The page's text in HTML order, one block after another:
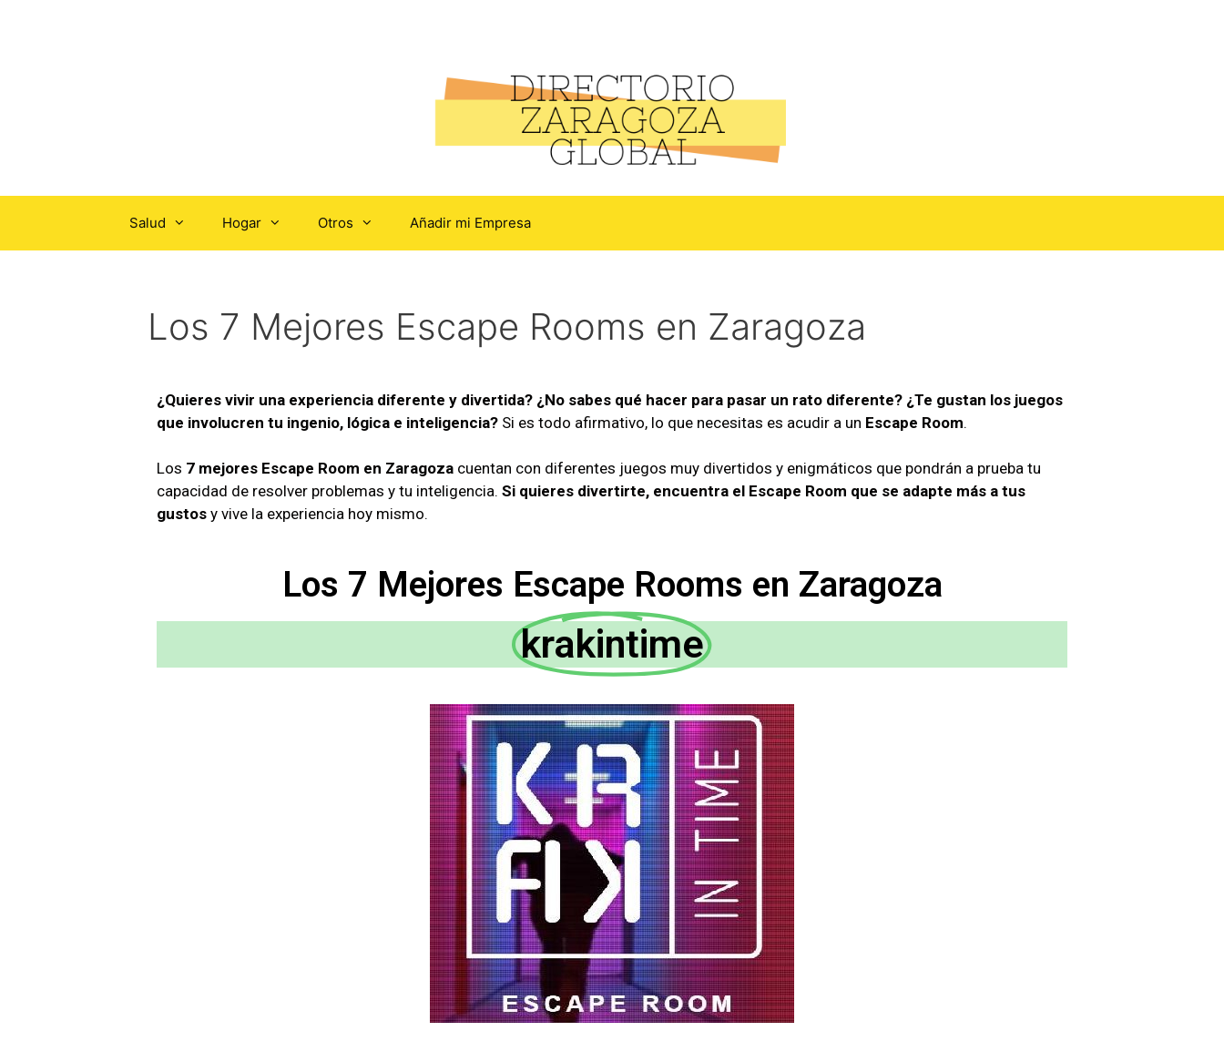
Salud Hogar Otros Añadir mi Empresa
Los 7 Mejores Escape Rooms en Zaragoza
¿Quieres vivir una experiencia diferente y divertida? ¿No sabes qué hacer para pasar un rato diferente? ¿Te gustan los juegos
que involucren tu ingenio, lógica e inteligencia? Si es todo afirmativo, lo que necesitas es acudir a un Escape Room.
Los 7 mejores Escape Room en Zaragoza cuentan con diferentes juegos muy divertidos y enigmáticos que pondrán a prueba tu
capacidad de resolver problemas y tu inteligencia. Si quieres divertirte, encuentra el Escape Room que se adapte más a tus
gustos y vive la experiencia hoy mismo.
Los 7 Mejores Escape Rooms en Zaragoza
krakintime